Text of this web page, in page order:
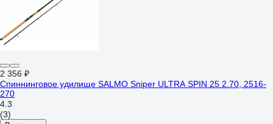
2 356 ₽
Спиннинговое удилище SALMO Sniper ULTRA SPIN 25 2.70, 2516-
270
4.3
(3)